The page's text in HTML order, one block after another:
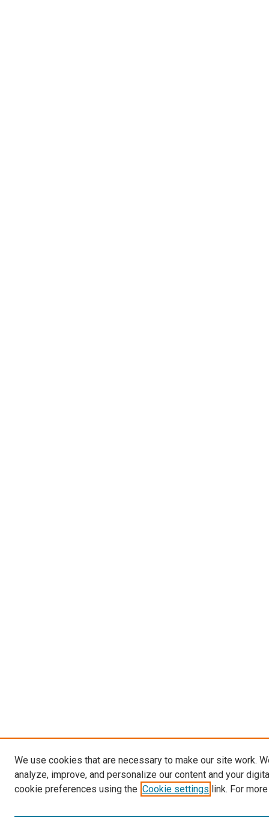
We use cookies that are necessary to make our site work.
analyze, improve, and personalize our content and your
cookie preferences using the Cookie settings link. For